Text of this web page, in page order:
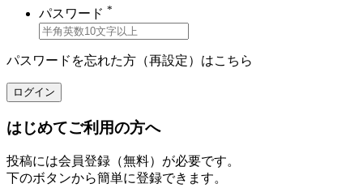
パスワード *
パスワードを忘れた方（再設定）はこちら
ログイン
はじめてご利用の方へ
投稿には会員登録（無料）が必要です。
下のボタンから簡単に登録できます。